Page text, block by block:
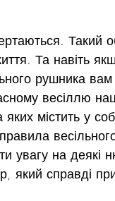
Та навіть
рушника
весіллю
містить у
увагу на деякі
який справді